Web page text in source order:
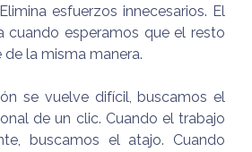
esfuerzos innecesarios. El
cuando esperamos que el resto
la misma manera.
se vuelve difícil, buscamos el
de un clic. Cuando el trabajo
buscamos el atajo. Cuando